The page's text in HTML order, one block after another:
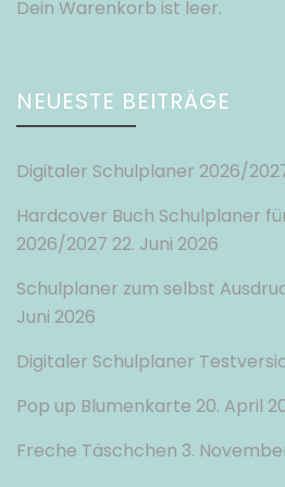
Dein Warenkorb ist leer.
NEUESTE BEITRÄGE
Digitaler Schulplaner 2026/
Hardcover Buch Schulplaner
2026/2027 22. Juni 2026
Schulplaner zum selbst
Juni 2026
Digitaler Schulplaner
Pop up Blumenkarte 20. April
Freche Täschchen 3.